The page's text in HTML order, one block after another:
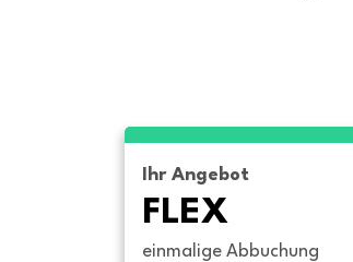
Ihr Angebot
FLEX
einmalige Abbuchung